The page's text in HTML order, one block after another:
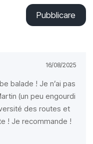
Pubblicare
16/08/2025
balade ! Je n’ai pas
(un peu engourdi
des routes et
! Je recommande !